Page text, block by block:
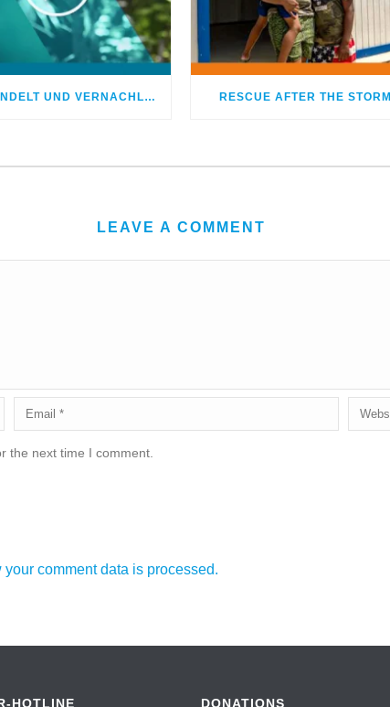
MISSHANDELT UND VERNACHLÄSSIGT – DOCH GOTT HEILTE MEINE WUNDEN RESCUE AFTER THE STORM
LEAVE A COMMENT
the next time I comment.
your comment data is processed.
HOTLINE DONATIONS